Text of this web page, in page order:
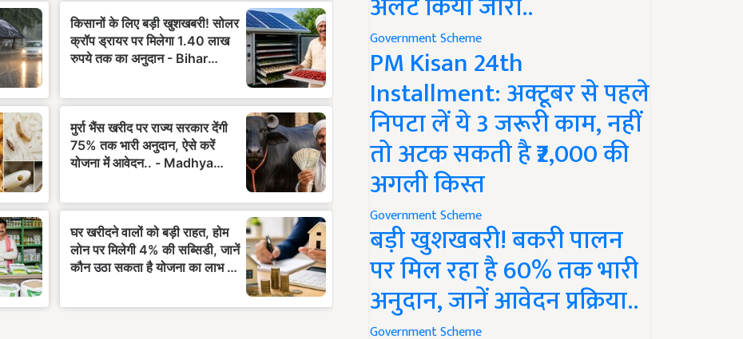
Government Scheme
PM Kisan 24th
Installment: अक्टूबर से पहले
निपटा लें ये 3 जरूरी काम, नहीं
तो अटक सकती है ₹2,000 की
अगली किस्त
Government Scheme
बड़ी खुशखबरी! बकरी पालन
पर मिल रहा है 60% तक भारी
अनुदान, जानें आवेदन प्रक्रिया..
Government Scheme